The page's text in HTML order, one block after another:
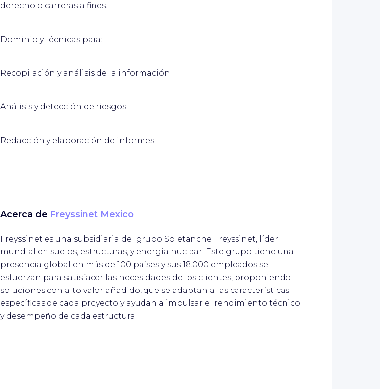
derecho o carreras a fines.
Dominio y técnicas para:
Recopilación y análisis de la información.
Análisis y detección de riesgos
Redacción y elaboración de informes
Acerca de Freyssinet Mexico
Freyssinet es una subsidiaria del grupo Soletanche Freyssinet, líder
mundial en suelos, estructuras, y energía nuclear. Este grupo tiene una
presencia global en más de 100 países y sus 18.000 empleados se
esfuerzan para satisfacer las necesidades de los clientes, proponiendo
soluciones con alto valor añadido, que se adaptan a las características
específicas de cada proyecto y ayudan a impulsar el rendimiento técnico
y desempeño de cada estructura.